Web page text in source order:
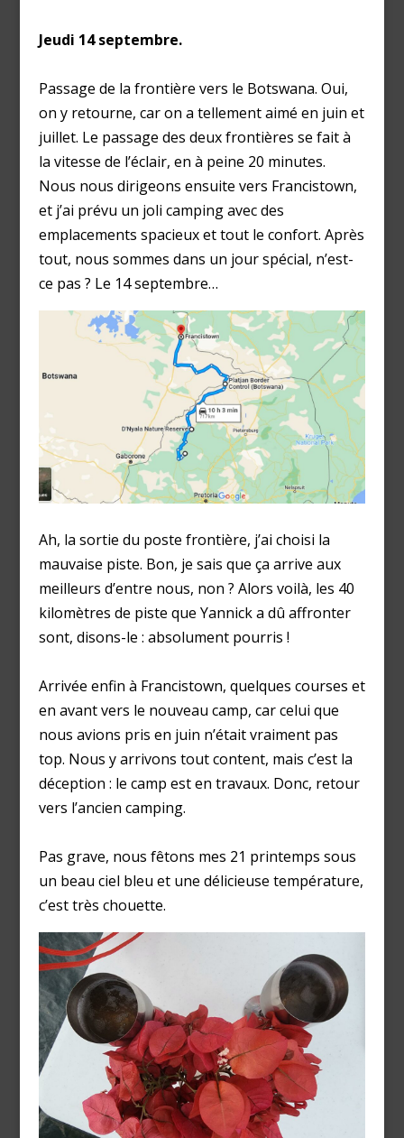
Jeudi 14 septembre.
Passage de la frontière vers le Botswana. Oui,
on y retourne, car on a tellement aimé en juin et
juillet. Le passage des deux frontières se fait à
la vitesse de l’éclair, en à peine 20 minutes.
Nous nous dirigeons ensuite vers Francistown,
et j’ai prévu un joli camping avec des
emplacements spacieux et tout le confort. Après
tout, nous sommes dans un jour spécial, n’est-
ce pas ? Le 14 septembre…
Ah, la sortie du poste frontière, j’ai choisi la
mauvaise piste. Bon, je sais que ça arrive aux
meilleurs d’entre nous, non ? Alors voilà, les 40
kilomètres de piste que Yannick a dû affronter
sont, disons-le : absolument pourris !
Arrivée enfin à Francistown, quelques courses et
en avant vers le nouveau camp, car celui que
nous avions pris en juin n’était vraiment pas
top. Nous y arrivons tout content, mais c’est la
déception : le camp est en travaux. Donc, retour
vers l’ancien camping.
Pas grave, nous fêtons mes 21 printemps sous
un beau ciel bleu et une délicieuse température,
c’est très chouette.